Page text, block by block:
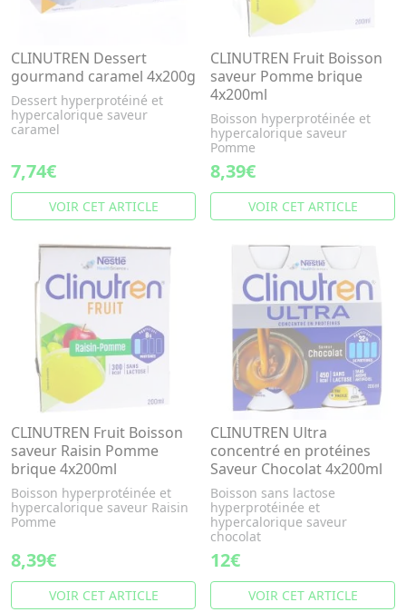
CLINUTREN Dessert
gourmand caramel 4x200g
Dessert hyperprotéiné et
hypercalorique saveur
caramel
7,74€
VOIR CET ARTICLE
CLINUTREN Fruit Boisson
saveur Pomme brique
4x200ml
Boisson hyperprotéinée et
hypercalorique saveur
Pomme
8,39€
VOIR CET ARTICLE
CLINUTREN Fruit Boisson
saveur Raisin Pomme
brique 4x200ml
Boisson hyperprotéinée et
hypercalorique saveur Raisin
Pomme
8,39€
VOIR CET ARTICLE
CLINUTREN Ultra
concentré en protéines
Saveur Chocolat 4x200ml
Boisson sans lactose
hyperprotéinée et
hypercalorique saveur
chocolat
12€
VOIR CET ARTICLE